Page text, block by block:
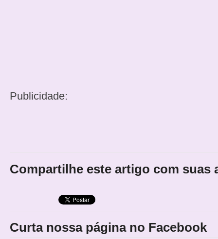
Publicidade:
Compartilhe este artigo com suas
Curta nossa página no Facebook